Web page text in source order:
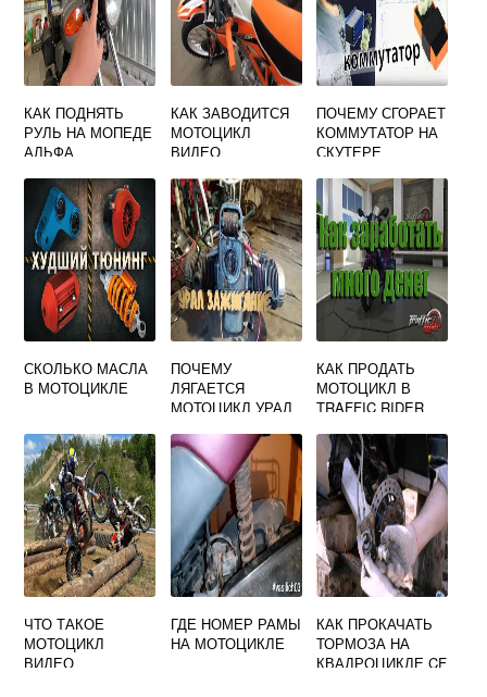
КАК ПОДНЯТЬ
РУЛЬ НА МОПЕДЕ
АЛЬФА
КАК ЗАВОДИТСЯ
МОТОЦИКЛ
ВИДЕО
ПОЧЕМУ СГОРАЕТ
КОММУТАТОР НА
СКУТЕРЕ
СКОЛЬКО МАСЛА
В МОТОЦИКЛЕ
ПОЧЕМУ
ЛЯГАЕТСЯ
МОТОЦИКЛ УРАЛ
КАК ПРОДАТЬ
МОТОЦИКЛ В
TRAFFIC RIDER
ЧТО ТАКОЕ
МОТОЦИКЛ
ВИДЕО
ГДЕ НОМЕР РАМЫ
НА МОТОЦИКЛЕ
КАК ПРОКАЧАТЬ
ТОРМОЗА НА
КВАДРОЦИКЛЕ CF